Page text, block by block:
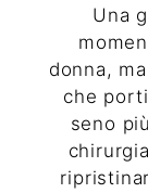
Una
donna,
che
seno